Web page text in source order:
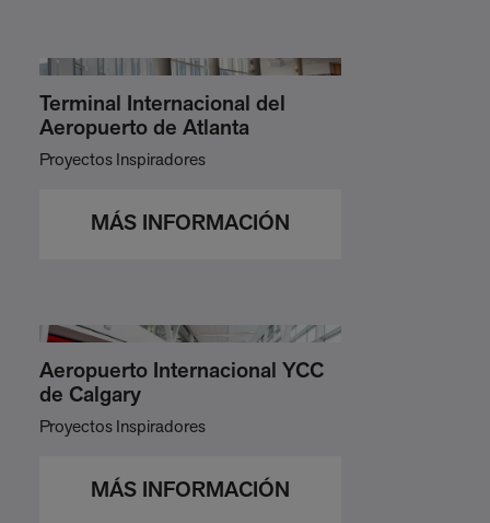
Terminal Internacional del
Aeropuerto de Atlanta
Proyectos Inspiradores
MÁS INFORMACIÓN
Aeropuerto Internacional YCC
de Calgary
Proyectos Inspiradores
MÁS INFORMACIÓN